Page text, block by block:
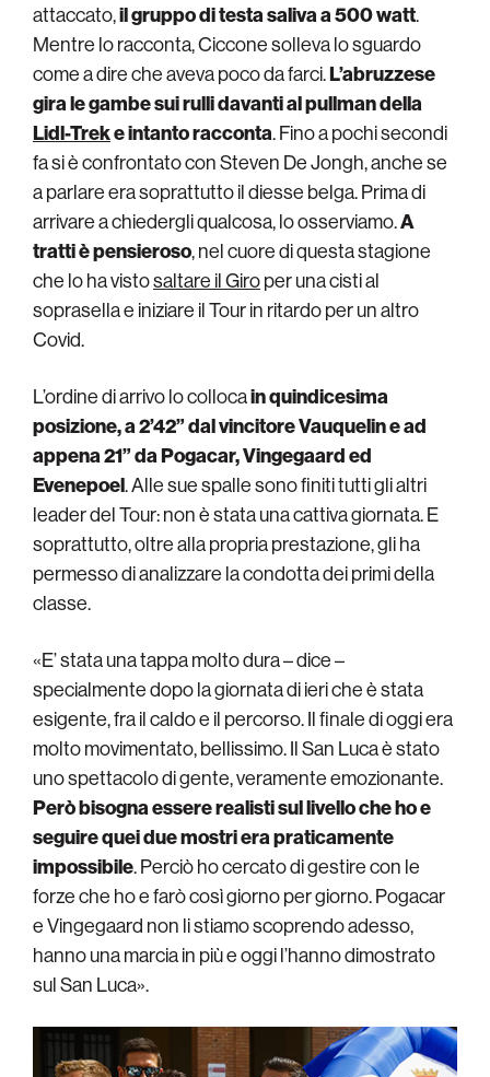
attaccato,il gruppo di testa saliva a 500 watt.
Mentre lo racconta, Ciccone solleva lo sguardo
come a dire che aveva poco da farci.L’abruzzese
gira le gambe sui rulli davanti al pullman della
Lidl-Treke intanto racconta. Fino a pochi secondi
fa si è confrontato con Steven De Jongh, anche se
a parlare era soprattutto il diesse belga. Prima di
arrivare a chiedergli qualcosa, lo osserviamo.A
tratti è pensieroso, nel cuore di questa stagione
che lo ha vistosaltare il Giroper una cisti al
soprasella e iniziare il Tour in ritardo per un altro
Covid.
L’ordine di arrivo lo collocain quindicesima
posizione, a 2’42” dal vincitore Vauquelin e ad
appena 21” da Pogacar, Vingegaard ed
Evenepoel. Alle sue spalle sono finiti tutti gli altri
leader del Tour: non è stata una cattiva giornata. E
soprattutto, oltre alla propria prestazione, gli ha
permesso di analizzare la condotta dei primi della
classe.
«E’ stata una tappa molto dura – dice –
specialmente dopo la giornata di ieri che è stata
esigente, fra il caldo e il percorso. Il finale di oggi era
molto movimentato, bellissimo. Il San Luca è stato
uno spettacolo di gente, veramente emozionante.
Però bisogna essere realisti sul livello che ho e
seguire quei due mostri era praticamente
impossibile. Perciò ho cercato di gestire con le
forze che ho e farò così giorno per giorno. Pogacar
e Vingegaard non li stiamo scoprendo adesso,
hanno una marcia in più e oggi l’hanno dimostrato
sul San Luca».